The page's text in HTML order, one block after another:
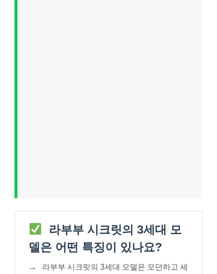
라부부 시크릿의 3세대 모
델은 어떤 특징이 있나요?
→
라부부 시크릿의 3세대 모델은 모던하고 세